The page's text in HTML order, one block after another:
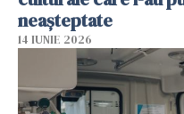
neașteptate
14 IUNIE 2026